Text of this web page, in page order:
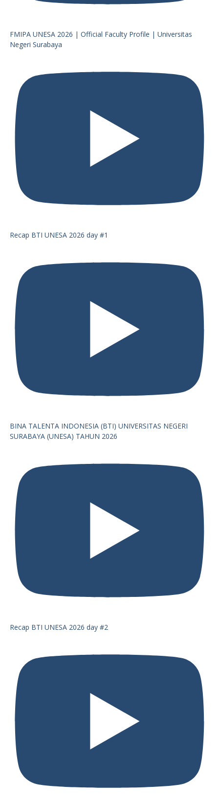
FMIPA UNESA 2026 | Official Faculty Profile | Universitas
Negeri Surabaya
Recap BTI UNESA 2026 day #1
BINA TALENTA INDONESIA (BTI) UNIVERSITAS NEGERI
SURABAYA (UNESA) TAHUN 2026
Recap BTI UNESA 2026 day #2